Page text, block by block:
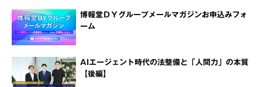
博報堂ＤＹグループメールマガジンお申込みフォ
ーム
AIエージェント時代の法整備と「人間力」の本質
【後編】